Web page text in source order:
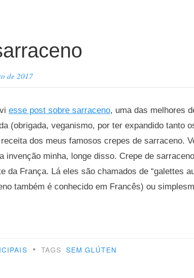
de 2017
esse post sobre sarraceno, uma das melhores
(obrigada, veganismo, por ter expandido tanto
dos meus famosos crepes de sarraceno.
invenção minha, longe disso. Crepe de
da França. Lá eles são chamados de “galettes
também é conhecido em Francês) ou
• TAGS SEM GLÚTEN